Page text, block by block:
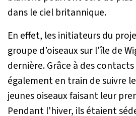
dans le ciel britannique.
En effet, les initiateurs du
groupe d’oiseaux sur l'île de
dernière. Grâce à des contacts
également en train de suivre
jeunes oiseaux faisant leur
Pendant l'hiver, ils étaient